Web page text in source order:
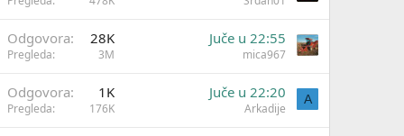
Odgovora 28K
Pregleda 3M
Juče u 22:55
mica967
Odgovora 1K
Pregleda 176K
Juče u 22:20
Arkadije
A